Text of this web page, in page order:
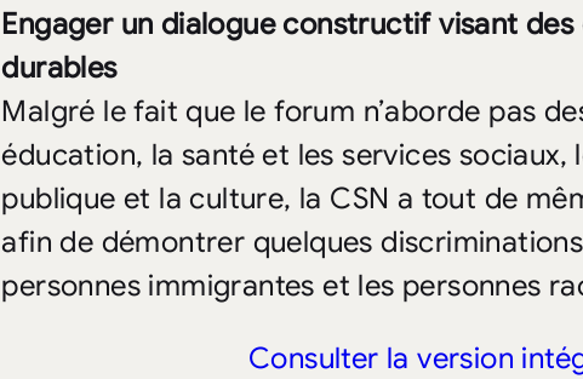
Engager un dialogue constructif visant
durables
Malgré le fait que le forum n’aborde pas
éducation, la santé et les services
publique et la culture, la CSN a tout de
afin de démontrer quelques
personnes immigrantes et les personnes
Consulter la version